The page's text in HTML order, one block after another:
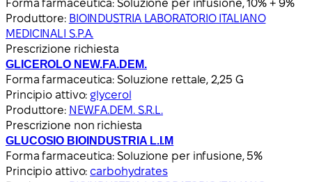
Forma farmaceutica: Soluzione per infusione, 10% + 9%
Produttore: BIOINDUSTRIA LABORATORIO ITALIANO
MEDICINALI S.P.A.
Prescrizione richiesta
GLICEROLO NEW.FA.DEM.
Forma farmaceutica: Soluzione rettale, 2,25 G
Principio attivo: glycerol
Produttore: NEW.FA.DEM. S.R.L.
Prescrizione non richiesta
GLUCOSIO BIOINDUSTRIA L.I.M
Forma farmaceutica: Soluzione per infusione, 5%
Principio attivo: carbohydrates